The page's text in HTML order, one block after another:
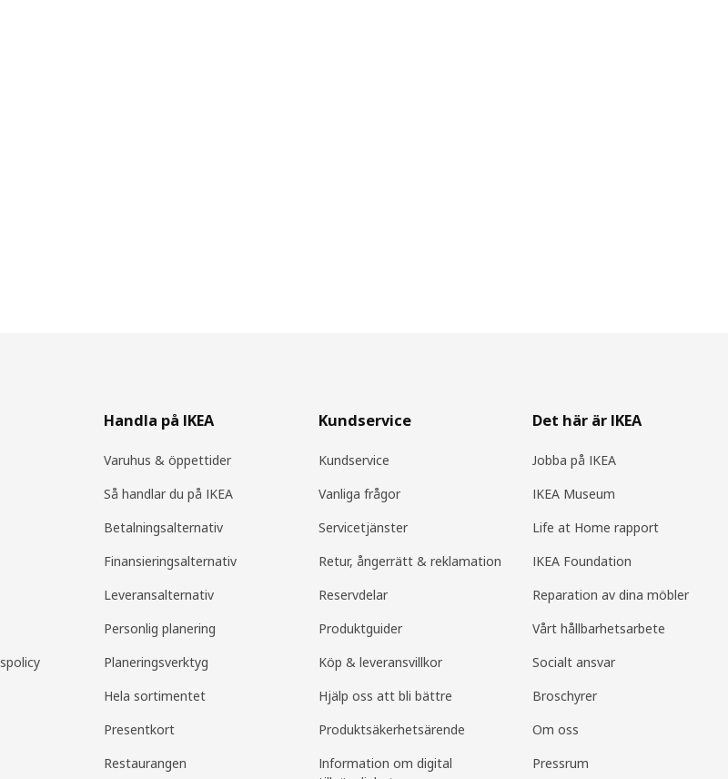
Handla på IKEA
Varuhus & öppettider
Så handlar du på IKEA
Betalningsalternativ
Finansieringsalternativ
Leveransalternativ
Personlig planering
Planeringsverktyg
Hela sortimentet
Presentkort
Restaurangen
Kundservice
Kundservice
Vanliga frågor
Servicetjänster
Retur, ångerrätt & reklamation
Reservdelar
Produktguider
Köp & leveransvillkor
Hjälp oss att bli bättre
Produkt­säkerhets­ärende
Information om digital
Det här är IKEA
Jobba på IKEA
IKEA Museum
Life at Home rapport
IKEA Foundation
Reparation av dina möbler
Vårt hållbarhetsarbete
Socialt ansvar
Broschyrer
Om oss
Pressrum